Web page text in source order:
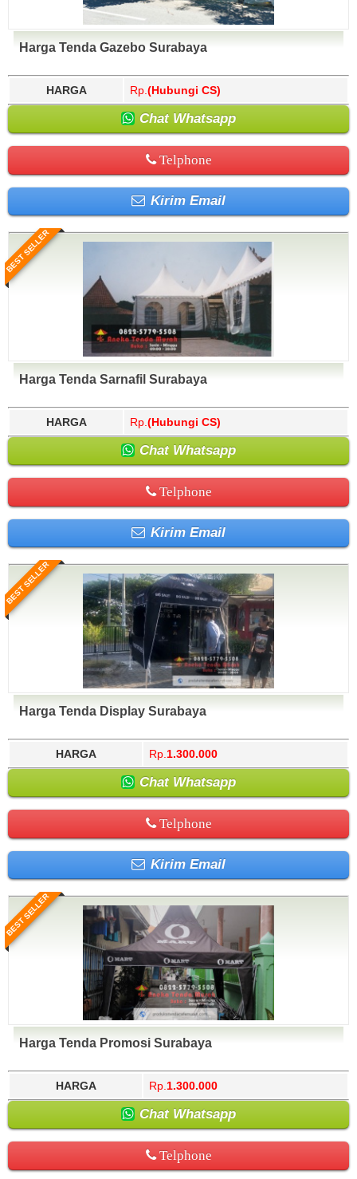
Harga Tenda Gazebo Surabaya
HARGA Rp. (Hubungi CS)
Chat Whatsapp
Telphone
Kirim Email
BEST SELLER
Harga Tenda Sarnafil Surabaya
HARGA Rp. (Hubungi CS)
Chat Whatsapp
Telphone
Kirim Email
BEST SELLER
Harga Tenda Display Surabaya
HARGA Rp. 1.300.000
Chat Whatsapp
Telphone
Kirim Email
BEST SELLER
Harga Tenda Promosi Surabaya
HARGA Rp. 1.300.000
Chat Whatsapp
Telphone